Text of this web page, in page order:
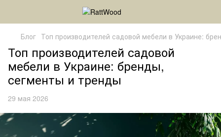
Блог Топ производителей садовой мебели в Украине:
Топ производителей садовой
мебели в Украине: бренды,
сегменты и тренды
29 мая 2026